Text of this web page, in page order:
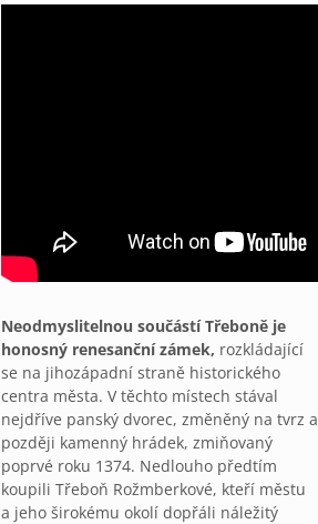
Neodmyslitelnou součástí Třeboně je
honosný renesanční zámek, rozkládající
se na jihozápadní straně historického
centra města. V těchto místech stával
nejdříve panský dvorec, změněný na tvrz a
později kamenný hrádek, zmiňovaný
poprvé roku 1374. Nedlouho předtím
koupili Třeboň Rožmberkové, kteří městu
a jeho širokému okolí dopřáli náležitý